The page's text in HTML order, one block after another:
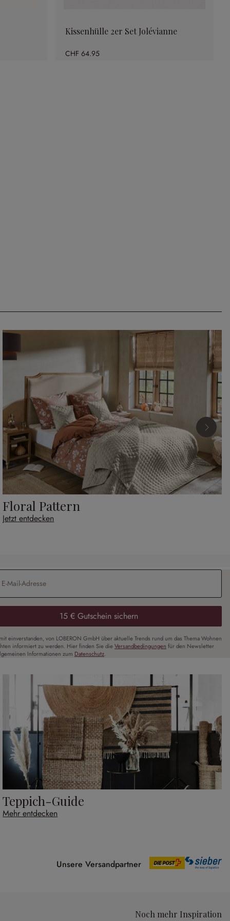
Kissenhülle 2er Set Jolévianne
CHF 64.95
Floral Pattern
Jetzt entdecken
15 € Gutschein sichern
einverstanden, von LOBERON GmbH über aktuelle Trends rund um das Thema Wohnen
informiert zu werden. Hier finden Sie die Versandbedingungen für den Newsletter
Informationen zum Datenschutz.
Teppich-Guide
Mehr entdecken
Unsere Versandpartner
Noch mehr Inspiration